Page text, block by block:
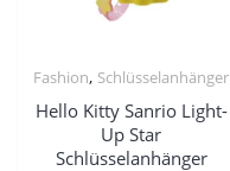
Fashion, Schlüsselanhänger
Hello Kitty Sanrio Light-
Up Star
Schlüsselanhänger